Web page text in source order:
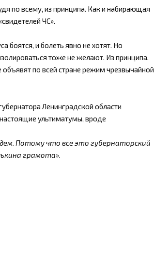
по всему, из принципа. Как и набирающая
ЧС».
боятся, и болеть явно не хотят. Но
тоже не желают. Из принципа.
по всей стране режим чрезвычайной
Ленинградской области
ультиматумы, вроде
Потому что все это губернаторский
грамота».